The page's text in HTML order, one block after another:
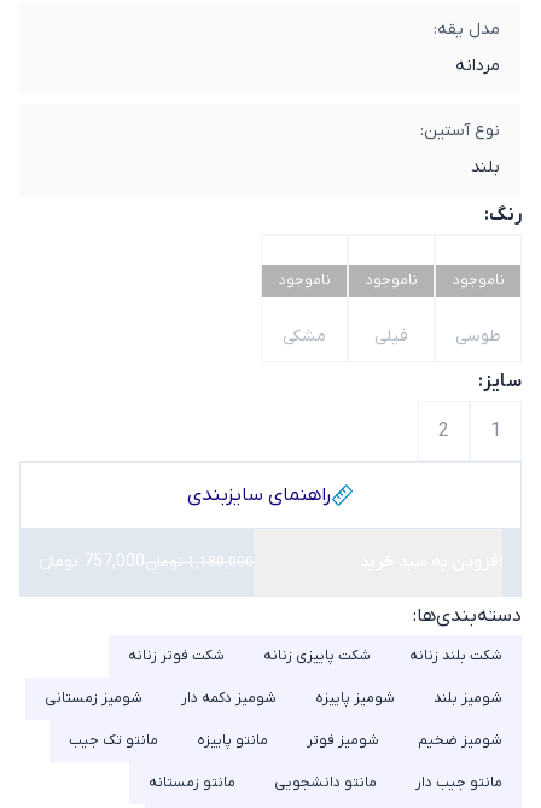
مدل یقه:
مردانه
نوع آستین:
بلند
رنگ:
ناموجود
طوسی
ناموجود
فیلی
ناموجود
مشکی
سایز:
1
2
راهنمای سایز‌بندی
1,180,000 تومان 757,000 تومانء
دسته‌بندی‌ها:
شکت بلند زنانه شکت پاییزی زنانه شکت فوتر زنانه
شومیز بلند شومیز پاییزه شومیز دکمه دار شومیز زمستانی
شومیز ضخیم شومیز فوتر مانتو پاییزه مانتو تک جیب
مانتو جیب دار مانتو دانشجویی مانتو زمستانه